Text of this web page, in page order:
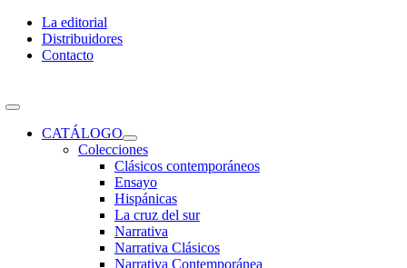
Skip
content
La editorial
Distribuidores
Contacto
Toggle
NavigationCATÁLOGO
Colecciones
Clásicos contemporáneos
Ensayo
Hispánicas
La cruz del sur
Narrativa
Narrativa Clásicos
Narrativa Contemporánea